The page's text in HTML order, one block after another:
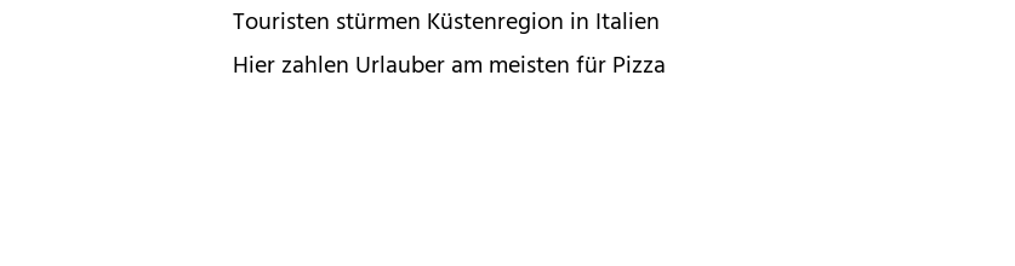
Touristen stürmen Küstenregion in Italien
Hier zahlen Urlauber am meisten für Pizza